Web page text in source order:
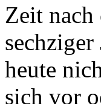
Zeit
heute
sich vor